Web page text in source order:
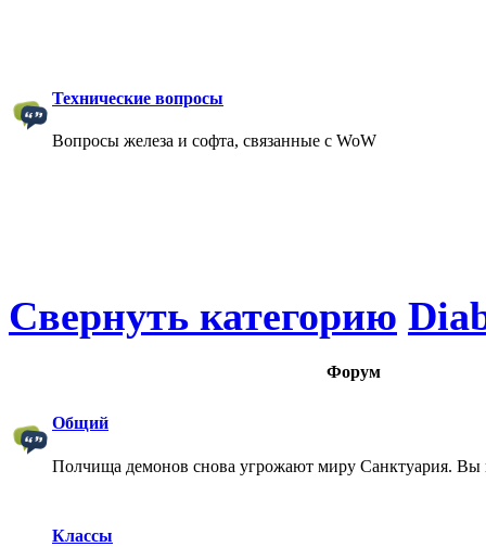
Технические вопросы
Вопросы железа и софта, связанные с WoW
Свернуть категорию
Форум
Общий
Полчища демонов снова угрожают миру Санктуария. Вы
Классы